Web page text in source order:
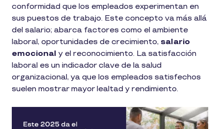
conformidad que los empleados experimentan en
sus puestos de trabajo. Este concepto va más allá
del salario; abarca factores como el ambiente
laboral, oportunidades de crecimiento, salario
emocional y el reconocimiento. La satisfacción
laboral es un indicador clave de la salud
organizacional, ya que los empleados satisfechos
suelen mostrar mayor lealtad y rendimiento.